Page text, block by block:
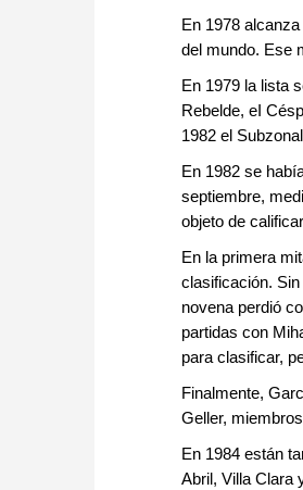
En 1978
del mundo. Ese
En 1979 la lista
Rebelde, eI
1982 el
En 1982 se
septiembre,
objeto de
En la primera
clasificación.
novena perdió
partidas con
para clasificar,
Finalmente,
Geller,
En 1984 están
Abril, Villa Clara